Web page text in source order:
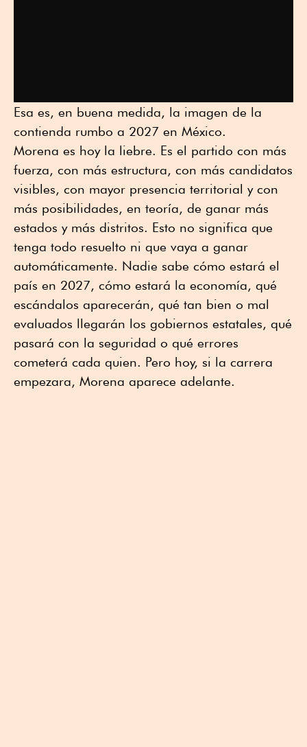
Esa es, en buena medida, la imagen de la
contienda rumbo a 2027 en México.
Morena es hoy la liebre. Es el partido con más
fuerza, con más estructura, con más candidatos
visibles, con mayor presencia territorial y con
más posibilidades, en teoría, de ganar más
estados y más distritos. Esto no significa que
tenga todo resuelto ni que vaya a ganar
automáticamente. Nadie sabe cómo estará el
país en 2027, cómo estará la economía, qué
escándalos aparecerán, qué tan bien o mal
evaluados llegarán los gobiernos estatales, qué
pasará con la seguridad o qué errores
cometerá cada quien. Pero hoy, si la carrera
empezara, Morena aparece adelante.